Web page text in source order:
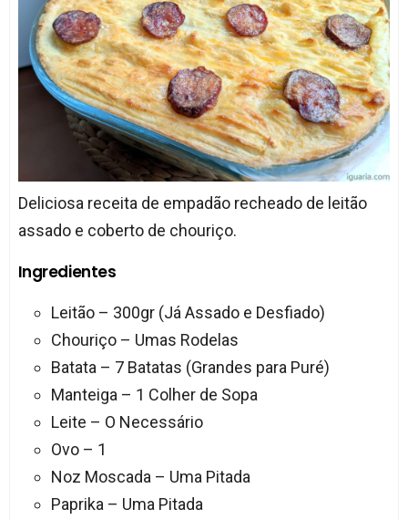
Deliciosa receita de empadão recheado de leitão
assado e coberto de chouriço.
Ingredientes
Leitão – 300gr (Já Assado e Desfiado)
Chouriço – Umas Rodelas
Batata – 7 Batatas (Grandes para Puré)
Manteiga – 1 Colher de Sopa
Leite – O Necessário
Ovo – 1
Noz Moscada – Uma Pitada
Paprika – Uma Pitada